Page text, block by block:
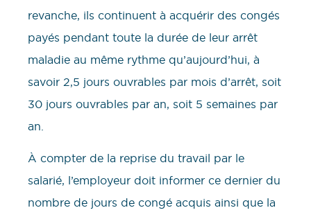
revanche, ils continuent à acquérir des congés
payés pendant toute la durée de leur arrêt
maladie au même rythme qu’aujourd’hui, à
savoir 2,5 jours ouvrables par mois d’arrêt, soit
30 jours ouvrables par an, soit 5 semaines par
an.
À compter de la reprise du travail par le
salarié, l’employeur doit informer ce dernier du
nombre de jours de congé acquis ainsi que la